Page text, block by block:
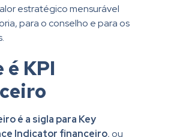
estratégico mensurável
para o conselho e para os
é KPI
é a sigla para Key
Indicator financeiro, ou